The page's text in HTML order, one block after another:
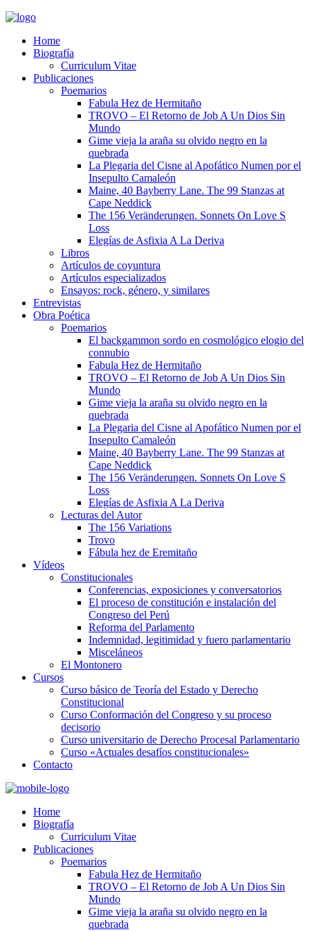
Home
Biografía
Curriculum Vitae​
Publicaciones
Poemarios
Fabula Hez de Hermitaño
TROVO – El Retorno de Job A Un Dios Sin
Mundo
Gime vieja la araña su olvido negro en la
quebrada
La Plegaria del Cisne al Apofático Numen por el
Insepulto Camaleón
Maine, 40 Bayberry Lane. The 99 Stanzas at
Cape Neddick
The 156 Veränderungen. Sonnets On Love S
Loss
Elegías de Asfixia A La Deriva
Libros
Artículos de coyuntura
Artículos especializados
Ensayos: rock, género, y similares
Entrevistas
Obra Poética
Poemarios
El backgammon sordo en cosmológico elogio del
connubio
Fabula Hez de Hermitaño
TROVO – El Retorno de Job A Un Dios Sin
Mundo
Gime vieja la araña su olvido negro en la
quebrada
La Plegaria del Cisne al Apofático Numen por el
Insepulto Camaleón
Maine, 40 Bayberry Lane. The 99 Stanzas at
Cape Neddick
The 156 Veränderungen. Sonnets On Love S
Loss
Elegías de Asfixia A La Deriva
Lecturas del Autor
The 156 Variations
Trovo
Fábula hez de Eremitaño
Vídeos
Constitucionales
Conferencias, exposiciones y conversatorios
El proceso de constitución e instalación del
Congreso del Perú
Reforma del Parlamento
Indemnidad, legitimidad y fuero parlamentario
Misceláneos
El Montonero
Cursos
Curso básico de Teoría del Estado y Derecho
Constitucional
Curso Conformación del Congreso y su proceso
decisorio
Curso universitario de Derecho Procesal Parlamentario
Curso «Actuales desafíos constitucionales»
Contacto
Home
Biografía
Curriculum Vitae​
Publicaciones
Poemarios
Fabula Hez de Hermitaño
TROVO – El Retorno de Job A Un Dios Sin
Mundo
Gime vieja la araña su olvido negro en la
quebrada